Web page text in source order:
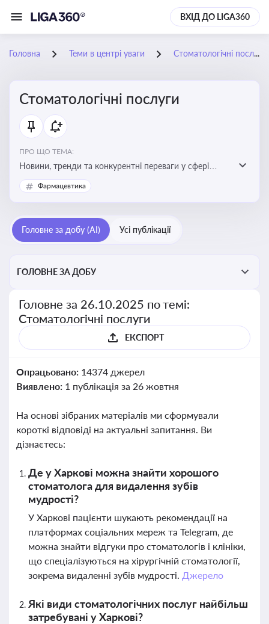
ВХІД ДО LIGA360
Головна Теми в центрі уваги Стоматологічні послуги
Стоматологічні послуги
ПРО ЩО ТЕМА:
Новини, тренди та конкурентні переваги у сфері
стоматологічних послуг. Використання новітніх
технологій та стратегій для покращення
Фармацевтика
Головне за добу (AI) Усі публікації
ГОЛОВНЕ ЗА ДОБУ
Головне за 26.10.2025 по темі:
Стоматологічні послуги
ЕКСПОРТ
Опрацьовано: 14374 джерел
Виявлено: 1 публікація за 26 жовтня
На основі зібраних матеріалів ми сформували
короткі відповіді на актуальні запитання. Ви
дізнаєтесь:
Де у Харкові можна знайти хорошого
стоматолога для видалення зубів
мудрості?
У Харкові пацієнти шукають рекомендації на
платформах соціальних мереж та Telegram, де
можна знайти відгуки про стоматологів і клініки,
що спеціалізуються на хірургічній стоматології,
зокрема видаленні зубів мудрості. Джерело
Які види стоматологічних послуг найбільш
затребувані у Харкові?